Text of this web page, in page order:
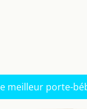
meilleur porte-